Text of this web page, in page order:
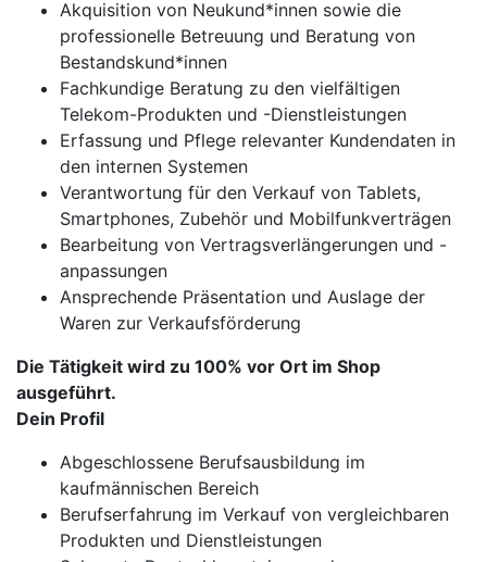
Akquisition von Neukund*innen sowie die
professionelle Betreuung und Beratung von
Bestandskund*innen
Fachkundige Beratung zu den vielfältigen
Telekom-Produkten und -Dienstleistungen
Erfassung und Pflege relevanter Kundendaten in
den internen Systemen
Verantwortung für den Verkauf von Tablets,
Smartphones, Zubehör und Mobilfunkverträgen
Bearbeitung von Vertragsverlängerungen und -
anpassungen
Ansprechende Präsentation und Auslage der
Waren zur Verkaufsförderung
Die Tätigkeit wird zu 100% vor Ort im Shop
ausgeführt.
Dein Profil
Abgeschlossene Berufsausbildung im
kaufmännischen Bereich
Berufserfahrung im Verkauf von vergleichbaren
Produkten und Dienstleistungen